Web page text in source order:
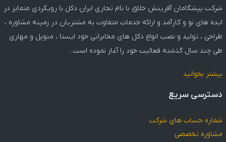
شرکت پیشگامان آفرینش خلاق با نام تجاری ایران دکل با رویکردی متمایز در
ایده های نو و کارآمد و ارائه خدمات متفاوت به مشتریان در زمینه مشاوره ،
طراحی ، تولید و نصب انواع دکل های مخابراتی خود ایستا ، منوپل و مهاری
طی چند سال گذشته فعالیت خود را آغاز نموده است .
بیشتر بخوانید
دسترسی سریع
شماره حساب های شرکت
مشاوره تخصصی